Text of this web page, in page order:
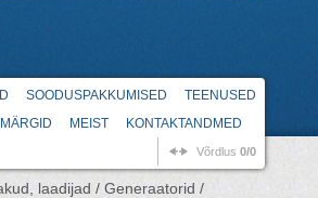
SOODUSPAKKUMISED
TEENUSED
MEIST KONTAKTANDMED
Võrdlus 0/0
laadijad / Generaatorid /